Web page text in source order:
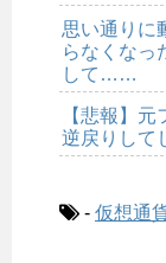
思い通りに
らなくなっ
して……
【悲報】
逆戻りして
- 仮想通